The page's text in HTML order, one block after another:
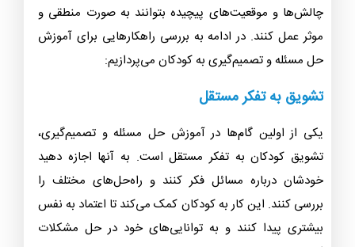
چالش‌ها و موقعیت‌های پیچیده بتوانند به صورت منطقی و
موثر عمل کنند. در ادامه به بررسی راهکارهایی برای آموزش
حل مسئله و تصمیم‌گیری به کودکان می‌پردازیم:
تشویق به تفکر مستقل
یکی از اولین گام‌ها در آموزش حل مسئله و تصمیم‌گیری،
تشویق کودکان به تفکر مستقل است. به آنها اجازه دهید
خودشان درباره مسائل فکر کنند و راه‌حل‌های مختلف را
بررسی کنند. این کار به کودکان کمک می‌کند تا اعتماد به نفس
بیشتری پیدا کنند و به توانایی‌های خود در حل مشکلات